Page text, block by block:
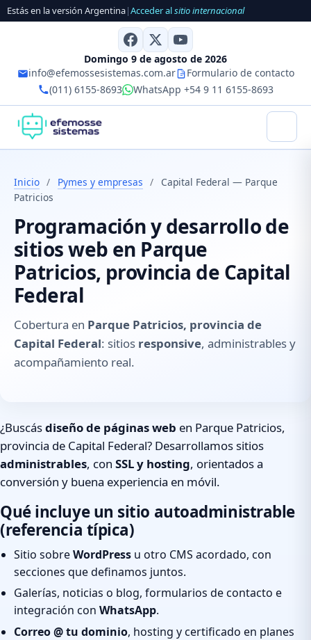
Estás en la versión Argentina|Acceder alsitio internacional
Domingo 9 de agosto de 2026
info@efemossesistemas.com.ar
Formulario de contacto
(011) 6155-8693
WhatsApp +54 9 11 6155-8693
Inicio / Pymes y empresas /
Capital Federal — Parque
Patricios
Programación y desarrollo de
sitios web en Parque
Patricios, provincia de Capital
Federal
Cobertura en Parque Patricios, provincia de
Capital Federal: sitios responsive, administrables y
acompañamiento real.
¿Buscásdiseño de páginas web en Parque Patricios,
provincia de Capital Federal? Desarrollamos sitios
administrables, con SSL y hosting, orientados a
conversión y buena experiencia en móvil.
Qué incluye un sitio autoadministrable
(referencia típica)
Sitio sobreWordPress u otro CMS acordado, con
secciones que definamos juntos.
Galerías, noticias o blog, formularios de contacto e
integración con WhatsApp.
Correo @ tu dominio, hosting y certificado en planes